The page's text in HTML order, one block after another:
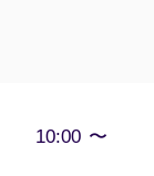
〜
10:00